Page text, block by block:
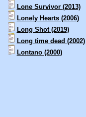
Lone Survivor (2013)
Lonely Hearts (2006)
Long Shot (2019)
Long time dead (2002)
Lontano (2000)